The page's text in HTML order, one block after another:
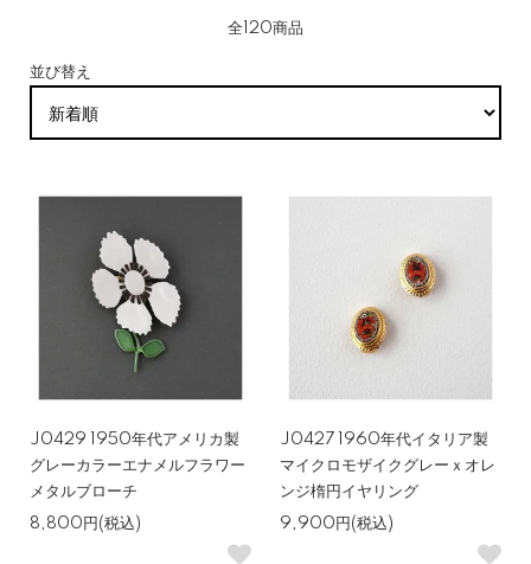
全120商品
並び替え
J0429 1950年代アメリカ製
グレーカラーエナメルフラワー
メタルブローチ
8,800円(税込)
J0427 1960年代イタリア製
マイクロモザイクグレーｘオレ
ンジ楕円イヤリング
9,900円(税込)